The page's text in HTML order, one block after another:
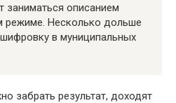
заниматься описанием
режиме. Несколько дольше
в муниципальных
забрать результат, доходят